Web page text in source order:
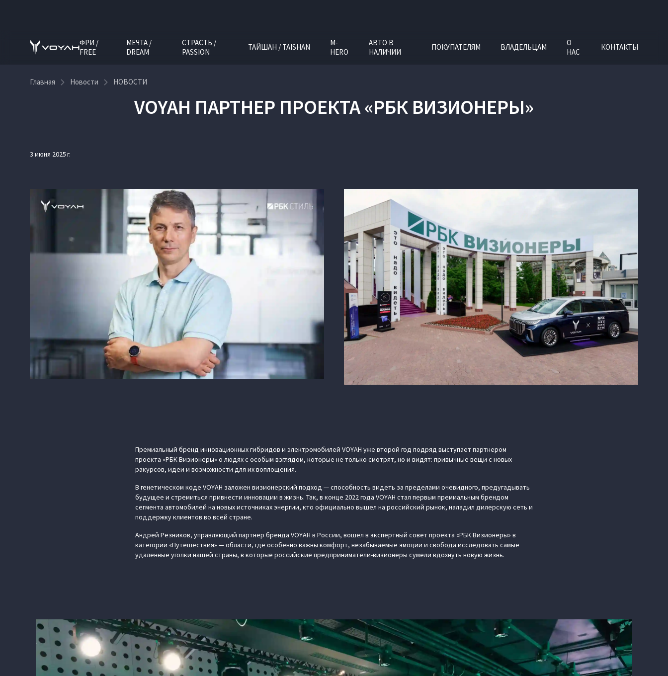
ФРИ /
FREE
МЕЧТА /
DREAM
СТРАСТЬ /
PASSION
ТАЙШАН / TAISHAN
M-
HERO
АВТО В
НАЛИЧИИ
ПОКУПАТЕЛЯМ ВЛАДЕЛЬЦАМ
О
НАС
КОНТАКТЫ
Главная Новости НОВОСТИ
VOYAH ПАРТНЕР ПРОЕКТА «РБК ВИЗИОНЕРЫ»
3 июня 2025 г.
Премиальный бренд инновационных гибридов и электромобилей VOYAH уже второй год подряд выступает партнером
проекта «РБК Визионеры» о людях с особым взглядом, которые не только смотрят, но и видят: привычные вещи с новых
ракурсов, идеи и возможности для их воплощения.
В генетическом коде VOYAH заложен визионерский подход — способность видеть за пределами очевидного, предугадывать
будущее и стремиться привнести инновации в жизнь. Так, в конце 2022 года VOYAH стал первым премиальным брендом
сегмента автомобилей на новых источниках энергии, кто официально вышел на российский рынок, наладил дилерскую сеть и
поддержку клиентов во всей стране.
Андрей Резников, управляющий партнер бренда VOYAH в России, вошел в экспертный совет проекта «РБК Визионеры» в
категории «Путешествия» — области, где особенно важны комфорт, незабываемые эмоции и свобода исследовать самые
удаленные уголки нашей страны, в которые российские предприниматели-визионеры сумели вдохнуть новую жизнь.